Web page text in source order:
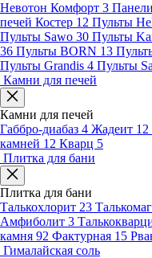
Невотон Комфорт 3
печей Костер 12 Пульты
Пульты Sawo 30 Пульты
36 Пульты BORN 13
Пульты Grandis 4 Пульты
Камни для печей
Камни для печей
Габбро-диабаз 4 Жадеит 12
камней 12 Кварц 5
Плитка для бани
Плитка для бани
Талькохлорит 23
Амфиболит 3
камня 92 Фактурная 15
Гималайская соль